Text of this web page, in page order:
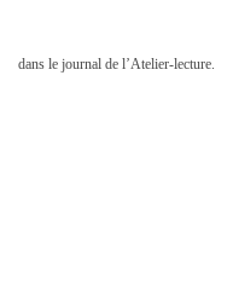
dans le journal de l’Atelier-lecture.